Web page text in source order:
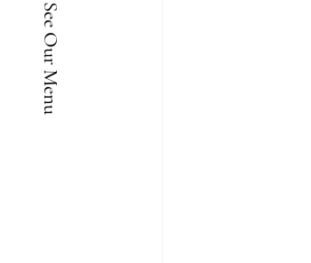
See Our Menu